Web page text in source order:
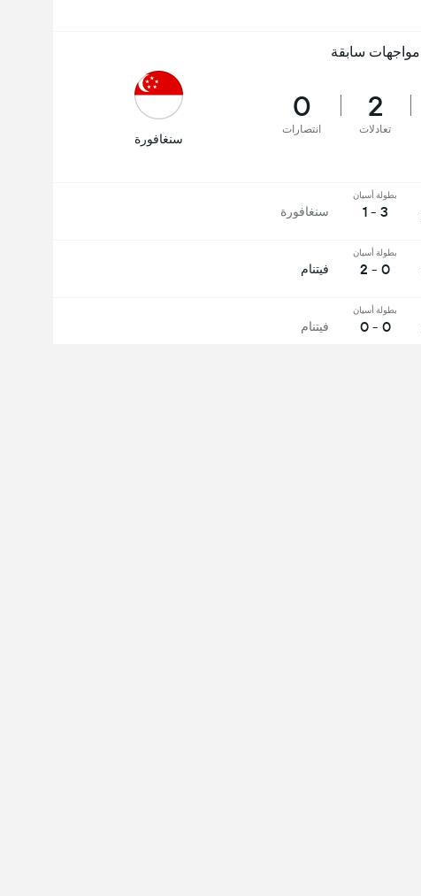
مواجهات سابقة
2
تعادلات
0
انتصارات
سنغافورة
بطولة أسيان
3 - 1 سنغافورة
بطولة أسيان
0 - 2 فيتنام
بطولة أسيان
0 - 0 فيتنام